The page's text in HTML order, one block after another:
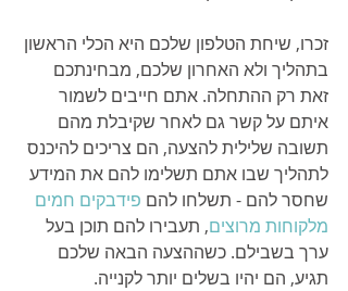
זכרו, שיחת הטלפון שלכם היא הכלי הראשון
בתהליך ולא האחרון שלכם, מבחינתכם
זאת רק ההתחלה. אתם חייבים לשמור
איתם על קשר גם לאחר שקיבלת מהם
תשובה שלילית להצעה, הם צריכים להיכנס
לתהליך שבו אתם תשלימו להם את המידע
שחסר להם - תשלחו להם פידבקים חמים
מלקוחות מרוצים, תעבירו להם תוכן בעל
ערך בשבילם. כשההצעה הבאה שלכם
תגיע, הם יהיו בשלים יותר לקנייה.